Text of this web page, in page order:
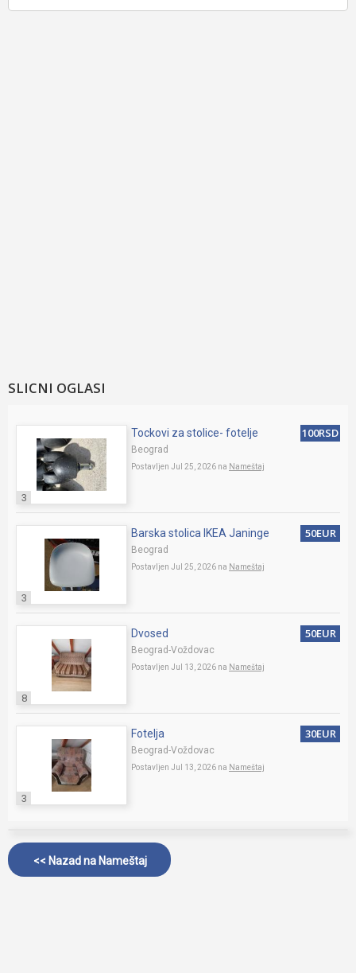
SLICNI OGLASI
3
Tockovi za stolice- fotelje
Beograd
Postavljen Jul 25, 2026 na Nameštaj
100RSD
3
Barska stolica IKEA Janinge
Beograd
Postavljen Jul 25, 2026 na Nameštaj
50EUR
8
Dvosed
Beograd-Voždovac
Postavljen Jul 13, 2026 na Nameštaj
50EUR
3
Fotelja
Beograd-Voždovac
Postavljen Jul 13, 2026 na Nameštaj
30EUR
<< Nazad na Nameštaj